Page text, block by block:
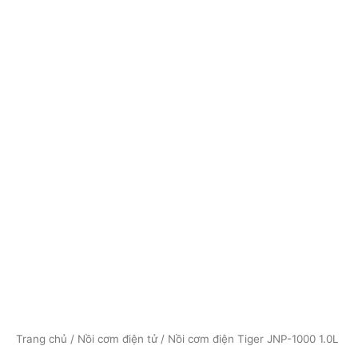
Trang chủ / Nồi cơm điện tử/ Nồi cơm điện Tiger JNP-1000 1.0L